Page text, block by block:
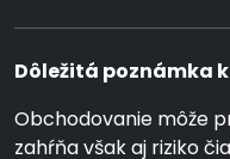
Dôležitá poznámka
Obchodovanie môže
zahŕňa však aj riziko